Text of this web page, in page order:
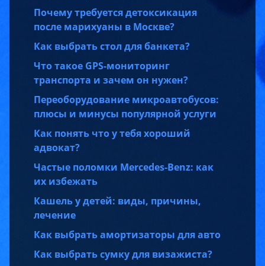
Почему требуется детоксикация
после марихуаны в Москве?
Как выбрать стол для банкета?
Что такое GPS-мониторинг
транспорта и зачем он нужен?
Переоборудование микроавтобусов:
плюсы и минусы популярной услуги
Как понять что у тебя хороший
адвокат?
Частые поломки Mercedes-Benz: как
их избежать
Кашель у детей: виды, причины,
лечение
Как выбрать амортизаторы для авто
Как выбрать сумку для визажиста?